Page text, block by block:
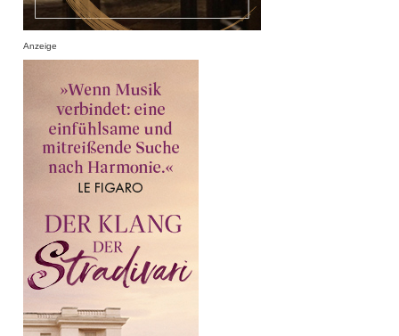
Anzeige